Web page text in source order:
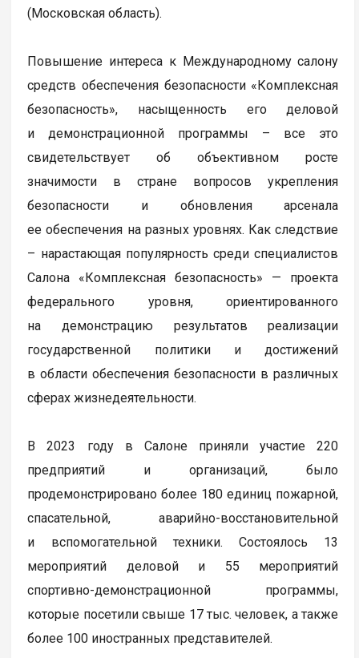
(Московская область).
Повышение интереса к Международному салону
средств обеспечения безопасности «Комплексная
безопасность», насыщенность его деловой
и демонстрационной программы – все это
свидетельствует об объективном росте
значимости в стране вопросов укрепления
безопасности и обновления арсенала
ее обеспечения на разных уровнях. Как следствие
– нарастающая популярность среди специалистов
Салона «Комплексная безопасность» — проекта
федерального уровня, ориентированного
на демонстрацию результатов реализации
государственной политики и достижений
в области обеспечения безопасности в различных
сферах жизнедеятельности.
В 2023 году в Салоне приняли участие 220
предприятий и организаций, было
продемонстрировано более 180 единиц пожарной,
спасательной, аварийно-восстановительной
и вспомогательной техники. Состоялось 13
мероприятий деловой и 55 мероприятий
спортивно-демонстрационной программы,
которые посетили свыше 17 тыс. человек, а также
более 100 иностранных представителей.